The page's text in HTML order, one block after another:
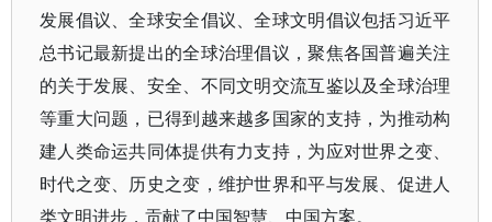
发展倡议、全球安全倡议、全球文明倡议包括习近平
总书记最新提出的全球治理倡议，聚焦各国普遍关注
的关于发展、安全、不同文明交流互鉴以及全球治理
等重大问题，已得到越来越多国家的支持，为推动构
建人类命运共同体提供有力支持，为应对世界之变、
时代之变、历史之变，维护世界和平与发展、促进人
类文明进步，贡献了中国智慧、中国方案。